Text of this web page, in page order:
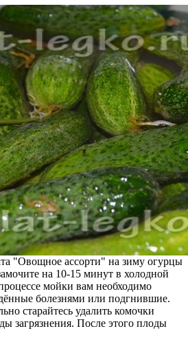
"Овощное ассорти" на зиму огурцы
на 10-15 минут в холодной
мойки вам необходимо
болезнями или подгнившие.
старайтесь удалить комочки
загрязнения. После этого плоды